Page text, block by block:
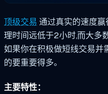
顶级交易 通过真实的速度
理时间远低于2小时,而大多
如果你在积极做短线交易并
的要重要得多。
主要特性：